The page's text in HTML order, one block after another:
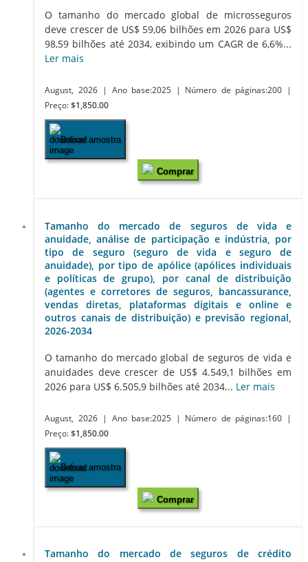
O tamanho do mercado global de microsseguros
deve crescer de US$ 59,06 bilhões em 2026 para US$
98,59 bilhões até 2034, exibindo um CAGR de 6,6%...
Ler mais
August, 2026 | Ano base:2025 | Número de páginas:200
|
Preço: $1,850.00
Baixar amostra
Comprar
Tamanho do mercado de seguros de vida e
anuidade, análise de participação e indústria, por
tipo de seguro (seguro de vida e seguro de
anuidade), por tipo de apólice (apólices individuais
e políticas de grupo), por canal de distribuição
(agentes e corretores de seguros, bancassurance,
vendas diretas, plataformas digitais e online e
outros canais de distribuição) e previsão regional,
2026-2034
O tamanho do mercado global de seguros de vida e
anuidades deve crescer de US$ 4.549,1 bilhões em
2026 para US$ 6.505,9 bilhões até 2034... Ler mais
August, 2026 | Ano base:2025 | Número de páginas:160
|
Preço: $1,850.00
Baixar amostra
Comprar
Tamanho do mercado de seguros de crédito